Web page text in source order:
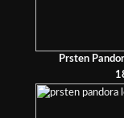
Prsten